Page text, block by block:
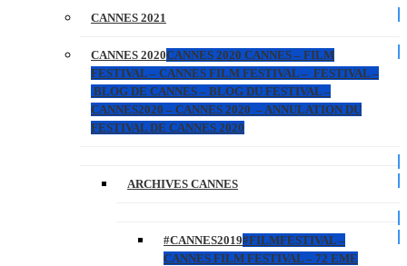
CANNES 2021
CANNES 2020CANNES 2020 CANNES – FILM
FESTIVAL – CANNES FILM FESTIVAL – FESTIVAL –
BLOG DE CANNES – BLOG DU FESTIVAL –
CANNES2020 – CANNES 2020 – ANNULATION DU
FESTIVAL DE CANNES 2020
ARCHIVES CANNES
#CANNES2019#FILMFESTIVAL –
CANNES FILM FESTIVAL – 72 EME